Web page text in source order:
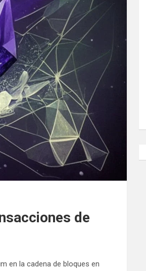
de
en la cadena de bloques en